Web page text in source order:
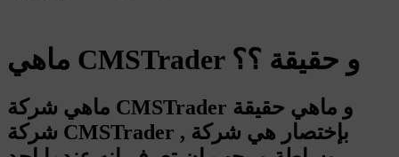
ماهي CMSTrader و حقيقة ؟؟
ماهي شركة CMSTrader و ماهي حقيقة
شركة CMSTrader , بإختصار هي شركة